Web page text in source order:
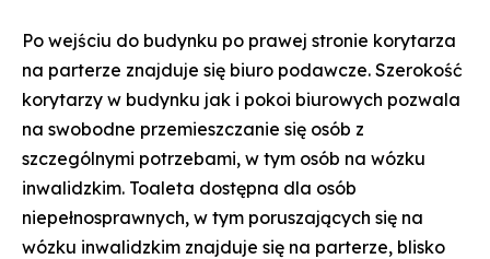
Po wejściu do budynku po prawej stronie korytarza
na parterze znajduje się biuro podawcze. Szerokość
korytarzy w budynku jak i pokoi biurowych pozwala
na swobodne przemieszczanie się osób z
szczególnymi potrzebami, w tym osób na wózku
inwalidzkim. Toaleta dostępna dla osób
niepełnosprawnych, w tym poruszających się na
wózku inwalidzkim znajduje się na parterze, blisko